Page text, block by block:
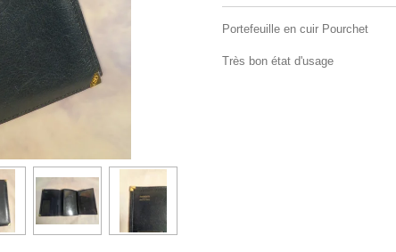
Portefeuille en cuir Pourchet
Très bon état d'usage